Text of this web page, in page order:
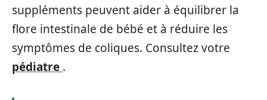
suppléments peuvent aider à équilibrer la
flore intestinale de bébé et à réduire les
symptômes de coliques. Consultez votre
pédiatre .